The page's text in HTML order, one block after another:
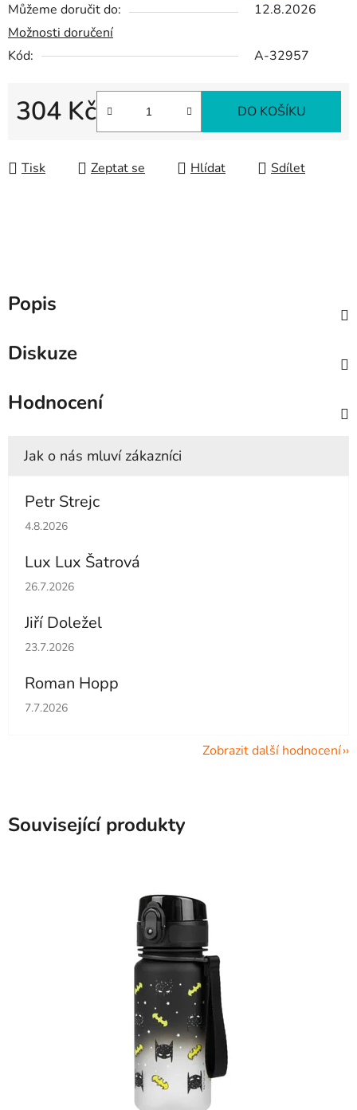
Můžeme doručit do:
12.8.2026
Možnosti doručení
Kód:
A-32957
304 Kč DO KOŠÍKU
Tisk Zeptat se Hlídat Sdílet
Popis
Diskuze
Hodnocení
Petr Strejc
Hodnocení obchodu je 5 z 5 hvězdiček.
4.8.2026
Lux Lux Šatrová
Hodnocení obchodu je 5 z 5 hvězdiček.
26.7.2026
Jiří Doležel
Hodnocení obchodu je 5 z 5 hvězdiček.
23.7.2026
Roman Hopp
Hodnocení obchodu je 5 z 5 hvězdiček.
7.7.2026
Zobrazit další hodnocení
Související produkty